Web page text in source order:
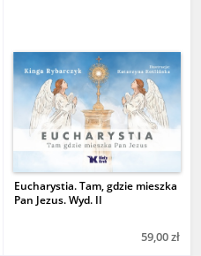
Eucharystia. Tam, gdzie mieszka
Pan Jezus. Wyd. II
59,00 zł